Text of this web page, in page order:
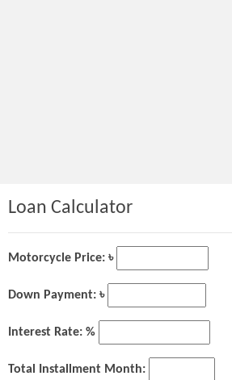
Loan Calculator
Motorcycle Price: ৳
Down Payment: ৳
Interest Rate: %
Total Installment Month: